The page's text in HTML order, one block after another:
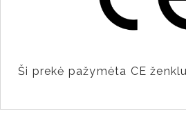
Ši prekė pažymėta CE ženklu